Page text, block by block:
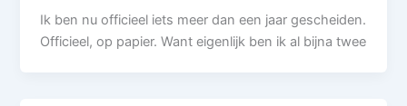
Ik ben nu officieel iets meer dan een jaar gescheiden.
Officieel, op papier. Want eigenlijk ben ik al bijna twee